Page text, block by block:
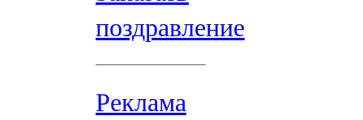
поздравление
Реклама